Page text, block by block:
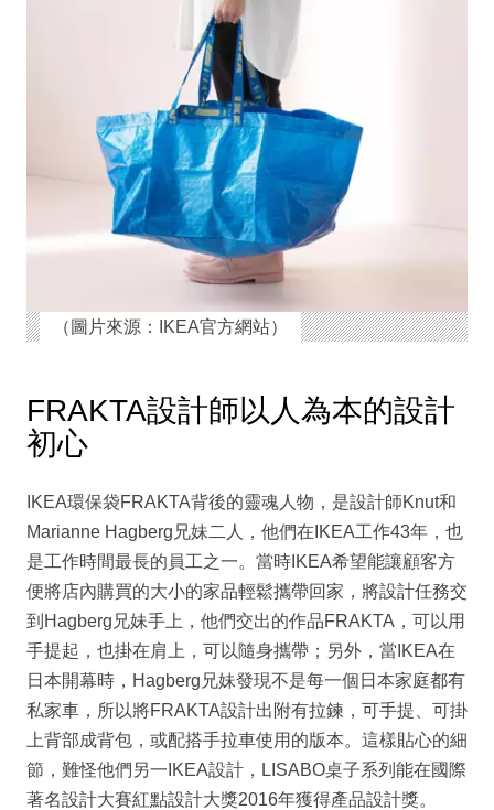
（圖片來源：IKEA官方網站）
FRAKTA設計師以人為本的設計
初心
IKEA環保袋FRAKTA背後的靈魂人物，是設計師Knut和
Marianne Hagberg兄妹二人，他們在IKEA工作43年，也
是工作時間最長的員工之一。當時IKEA希望能讓顧客方
便將店內購買的大小的家品輕鬆攜帶回家，將設計任務交
到Hagberg兄妹手上，他們交出的作品FRAKTA，可以用
手提起，也掛在肩上，可以隨身攜帶；另外，當IKEA在
日本開幕時，Hagberg兄妹發現不是每一個日本家庭都有
私家車，所以將FRAKTA設計出附有拉鍊，可手提、可掛
上背部成背包，或配搭手拉車使用的版本。這樣貼心的細
節，難怪他們另一IKEA設計，LISABO桌子系列能在國際
著名設計大賽紅點設計大獎2016年獲得產品設計獎。